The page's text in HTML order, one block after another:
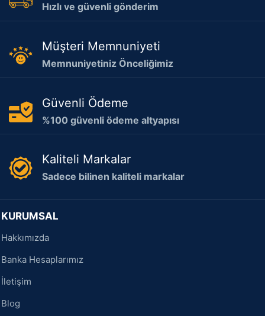
Hızlı ve güvenli gönderim
Müşteri Memnuniyeti
Memnuniyetiniz Önceliğimiz
Güvenli Ödeme
%100 güvenli ödeme altyapısı
Kaliteli Markalar
Sadece bilinen kaliteli markalar
KURUMSAL
Hakkımızda
Banka Hesaplarımız
İletişim
Blog